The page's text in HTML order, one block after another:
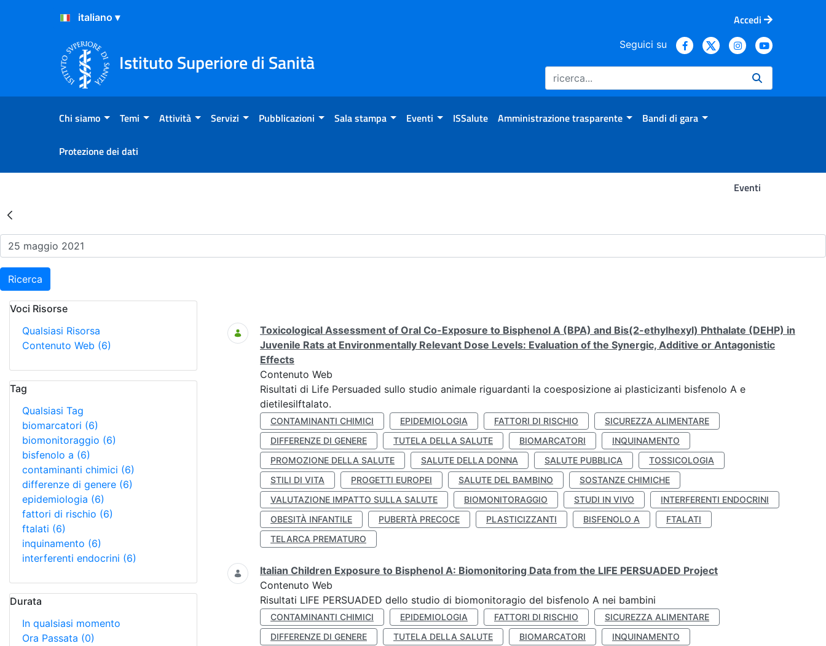
Salta al Contenuto
Salta al Footer
Accedi
Istituto Superiore di Sanità
Seguici su
Chi siamo Temi Attività Servizi Pubblicazioni Sala stampa Eventi ISSalute Amministrazione trasparente Bandi di gara
Protezione dei dati
Eventi
Risultati della Ricerca - Eventi
Ricerca
Voci Risorse
Qualsiasi Risorsa
Contenuto Web (6)
Tag
Qualsiasi Tag
biomarcatori (6)
biomonitoraggio (6)
bisfenolo a (6)
contaminanti chimici (6)
differenze di genere (6)
epidemiologia (6)
fattori di rischio (6)
ftalati (6)
inquinamento (6)
interferenti endocrini (6)
Durata
In qualsiasi momento
Ora Passata (0)
Ricerca
Toxicological Assessment of Oral Co-Exposure to Bisphenol A (BPA) and Bis(2-ethylhexyl) Phthalate (DEHP) in
Juvenile Rats at Environmentally Relevant Dose Levels: Evaluation of the Synergic, Additive or Antagonistic
Effects
Contenuto Web
Risultati di Life Persuaded sullo studio animale riguardanti la coesposizione ai plasticizanti bisfenolo A e
dietilesilftalato.
CONTAMINANTI CHIMICI EPIDEMIOLOGIA FATTORI DI RISCHIO
SICUREZZA ALIMENTARE
DIFFERENZE DI GENERE
TUTELA DELLA SALUTE BIOMARCATORI
INQUINAMENTO
PROMOZIONE DELLA SALUTE
SALUTE DELLA DONNA SALUTE PUBBLICA
TOSSICOLOGIA
STILI DI VITA
PROGETTI EUROPEI SALUTE DEL BAMBINO
SOSTANZE CHIMICHE
VALUTAZIONE IMPATTO SULLA SALUTE
BIOMONITORAGGIO STUDI IN VIVO
INTERFERENTI ENDOCRINI
OBESITÀ INFANTILE
PUBERTÀ PRECOCE PLASTICIZZANTI BISFENOLO A
FTALATI
TELARCA PREMATURO
Italian Children Exposure to Bisphenol A: Biomonitoring Data from the LIFE PERSUADED Project
Contenuto Web
Risultati LIFE PERSUADED dello studio di biomonitoragio del bisfenolo A nei bambini
CONTAMINANTI CHIMICI EPIDEMIOLOGIA FATTORI DI RISCHIO
SICUREZZA ALIMENTARE
DIFFERENZE DI GENERE
TUTELA DELLA SALUTE BIOMARCATORI
INQUINAMENTO